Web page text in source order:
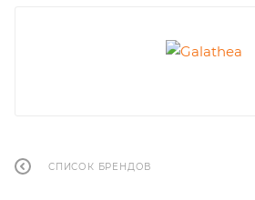
СПИСОК БРЕНДОВ